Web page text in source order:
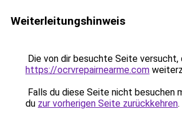
Weiterleitungshinweis
Die von dir besuchte Seite versucht,
https://ocrvrepairnearme.com
Falls du diese Seite nicht besuchen
du zur vorherigen Seite zurückkehren.